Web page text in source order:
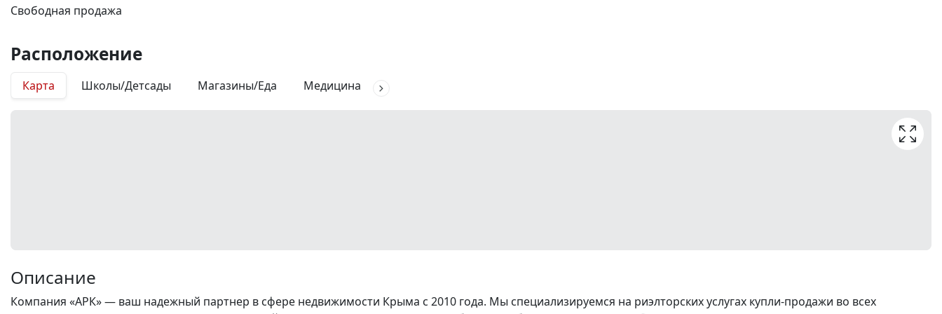
Свободная продажа
Расположение
Карта Школы/Детсады Магазины/Еда Медицина
Описание
Компания «АРК» — ваш надежный партнер в сфере недвижимости Крыма с 2010 года. Мы специализируемся на риэлторских услугах купли-продажи во всех